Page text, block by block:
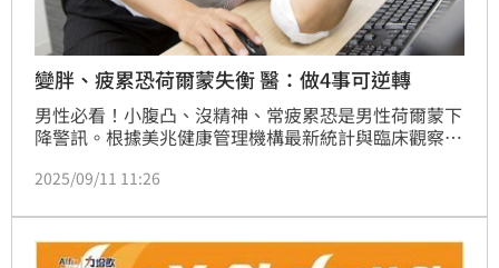
變胖、疲累恐荷爾蒙失衡 醫：做4事可逆轉
男性必看！小腹凸、沒精神、常疲累恐是男性荷爾蒙下
降警訊。根據美兆健康管理機構最新統計與臨床觀察，
謝症候群等問題，進一步引發男性荷爾蒙（睪固酮）下
2025/09/11 11:26